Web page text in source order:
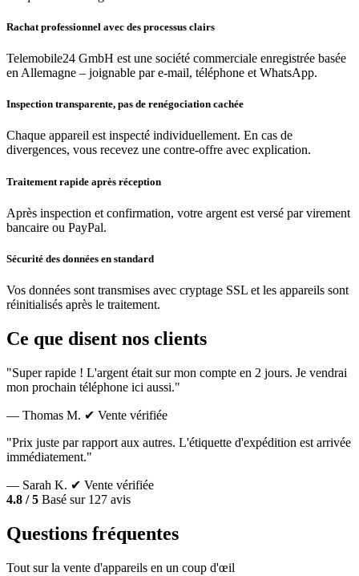
Rachat professionnel avec des processus clairs
Telemobile24 GmbH est une société commerciale enregistrée basée
en Allemagne – joignable par e-mail, téléphone et WhatsApp.
Inspection transparente, pas de renégociation cachée
Chaque appareil est inspecté individuellement. En cas de
divergences, vous recevez une contre-offre avec explication.
Traitement rapide après réception
Après inspection et confirmation, votre argent est versé par virement
bancaire ou PayPal.
Sécurité des données en standard
Vos données sont transmises avec cryptage SSL et les appareils sont
réinitialisés après le traitement.
Ce que disent nos clients
"Super rapide ! L'argent était sur mon compte en 2 jours. Je vendrai
mon prochain téléphone ici aussi."
— Thomas M. ✔ Vente vérifiée
"Prix juste par rapport aux autres. L'étiquette d'expédition est arrivée
immédiatement."
— Sarah K. ✔ Vente vérifiée
4.8 / 5 Basé sur 127 avis
Questions fréquentes
Tout sur la vente d'appareils en un coup d'œil